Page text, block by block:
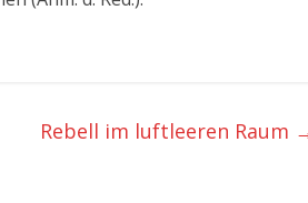
Rebell im luftleeren Raum